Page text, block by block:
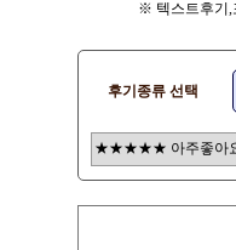
※ 텍스트후기,
후기종류 선택